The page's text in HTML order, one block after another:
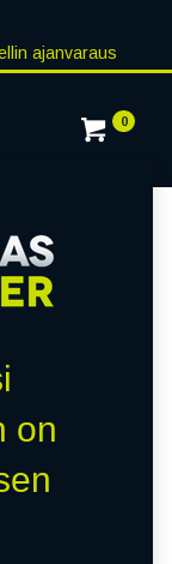
ajanvaraus
0
joka
on
ja
on